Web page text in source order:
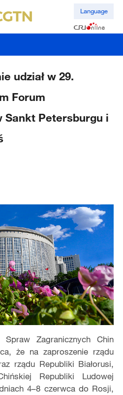
Language
udział w 29.
Forum
Sankt Petersburgu i
Spraw Zagranicznych Chin
że na zaproszenie rządu
rządu Republiki Białorusi,
Republiki Ludowej
4–8 czerwca do Rosji,